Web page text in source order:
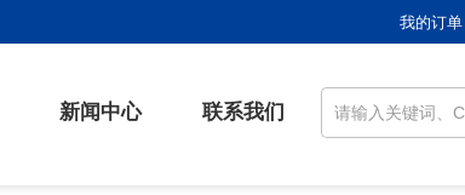
我的订单
新闻中心 联系我们